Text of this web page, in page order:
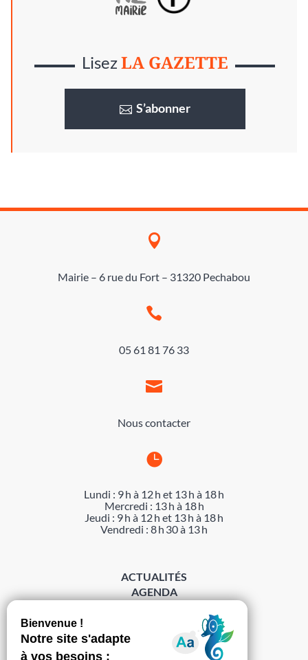
LisezLA GAZETTE
S’abonner

Mairie – 6 rue du Fort – 31320 Pechabou

05 61 81 76 33

Nous contacter

Lundi : 9 h à 12 h et 13 h à 18 h
Mercredi : 13 h à 18 h
Jeudi : 9 h à 12 h et 13 h à 18 h
Vendredi : 8 h 30 à 13 h
ACTUALITÉS
AGENDA
MENTIONS LÉGALES
PROTECTION DES DONNÉES